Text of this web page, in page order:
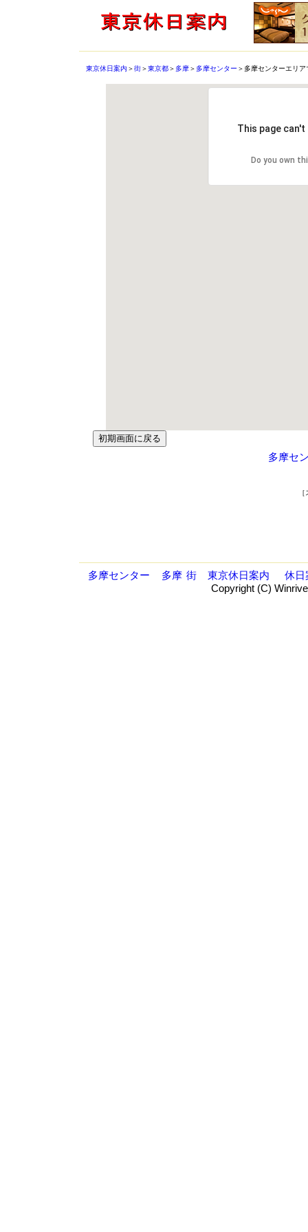
東京休日案内 ＞街＞東京都＞ 多摩＞ 多摩センター ＞多摩センターエリア
This page
Do you own
多摩セ
多摩センター 多摩 街 東京休日案内
休日
Copyright (C)